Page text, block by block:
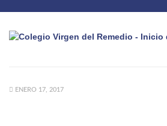
ENERO 17, 2017